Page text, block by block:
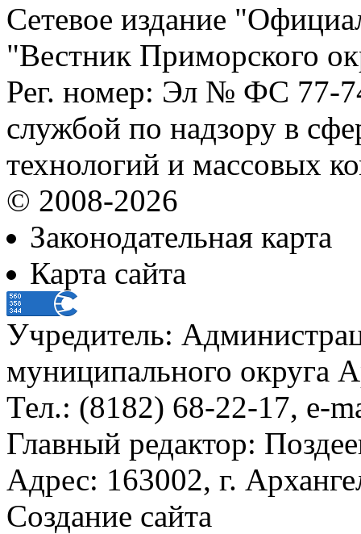
Сетевое издание
"Вестник Приморского
Рег. номер: Эл № ФС 77-
службой по надзору в
технологий и массовых
© 2008-2026
Законодательная карта
Карта сайта
Учредитель:
муниципального округа
Тел.: (8182) 68-22-17, e-
Главный редактор:
Адрес: 163002, г.
Создание сайта